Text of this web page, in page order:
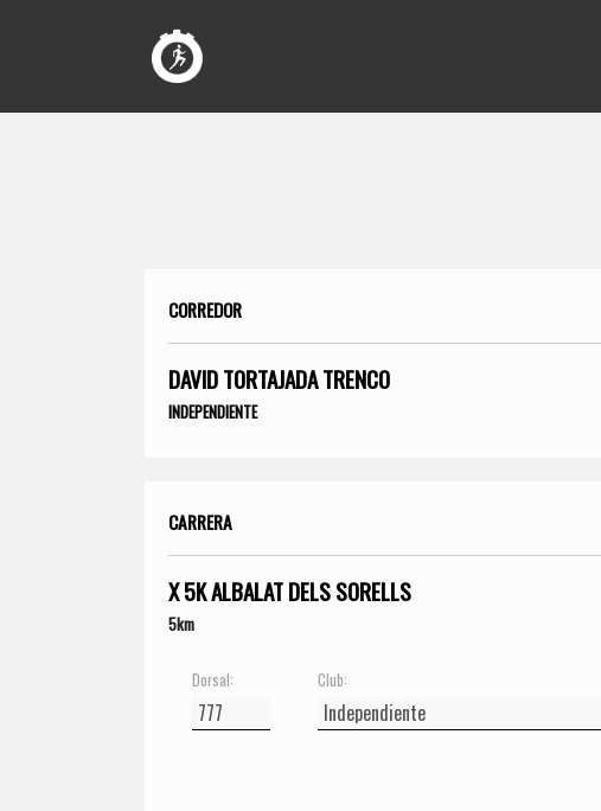
CORREDOR
DAVID TORTAJADA TRENCO
INDEPENDIENTE
CARRERA
X 5K ALBALAT DELS SORELLS
5km
Dorsal: Club: